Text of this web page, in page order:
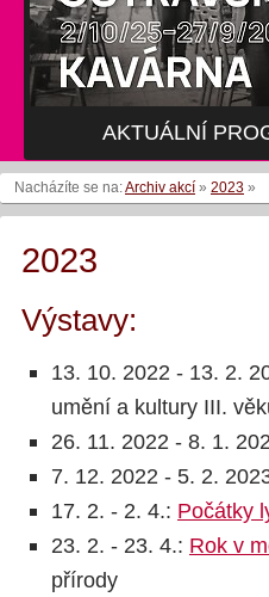
AKTUÁLNÍ
Nacházíte se na:Archiv akcí » 2023 »
2023
Výstavy:
13. 10. 2022 - 13. 2.
umění a kultury III.
26. 11. 2022 - 8. 1.
7. 12. 2022 - 5. 2.
17. 2. - 2. 4.: Počátky
23. 2. - 23. 4.: Rok v
přírody